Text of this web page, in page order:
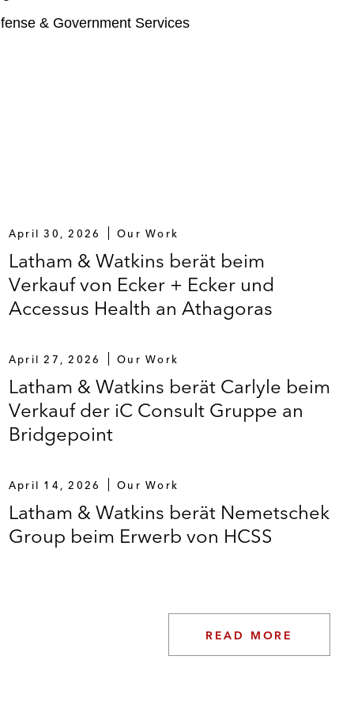
& Government Services
April 30, 2026 Our Work
Latham & Watkins berät beim
Verkauf von Ecker + Ecker und
Accessus Health an Athagoras
April 27, 2026 Our Work
Latham & Watkins berät Carlyle beim
Verkauf der iC Consult Gruppe an
Bridgepoint
April 14, 2026 Our Work
Latham & Watkins berät Nemetschek
Group beim Erwerb von HCSS
READ MORE